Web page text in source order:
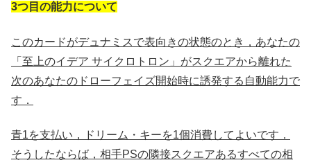
3つ目の能力について
このカードがデュナミスで表向きの状態のとき，あなたの
「至上のイデア サイクロトロン」がスクエアから離れた
次のあなたのドローフェイズ開始時に誘発する自動能力で
す．
青1を支払い，ドリーム・キーを1個消費してよいです．
そうしたならば，相手PSの隣接スクエアあるすべての相